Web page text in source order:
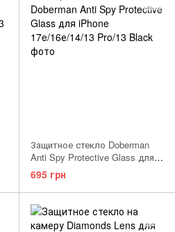
Защитное стекло Doberman
Anti Spy Protective Glass для
iPhone 17e/16е/14/13 Pro/13
Black
695 грн